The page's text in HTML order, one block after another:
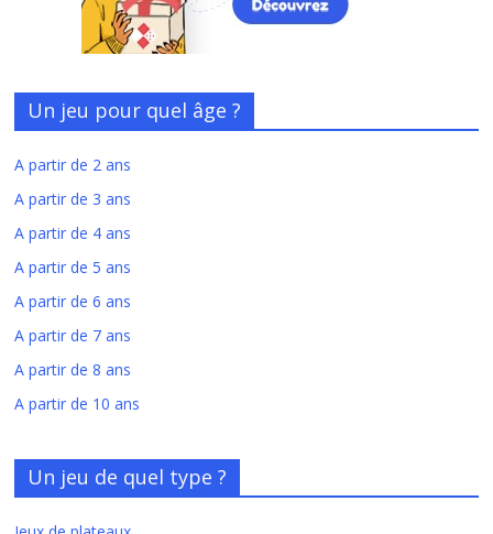
Un jeu pour quel âge ?
A partir de 2 ans
A partir de 3 ans
A partir de 4 ans
A partir de 5 ans
A partir de 6 ans
A partir de 7 ans
A partir de 8 ans
A partir de 10 ans
Un jeu de quel type ?